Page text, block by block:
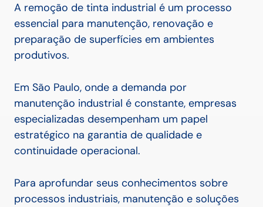
A remoção de tinta industrial é um processo
essencial para manutenção, renovação e
preparação de superfícies em ambientes
produtivos.
Em São Paulo, onde a demanda por
manutenção industrial é constante, empresas
especializadas desempenham um papel
estratégico na garantia de qualidade e
continuidade operacional.
Para aprofundar seus conhecimentos sobre
processos industriais, manutenção e soluções